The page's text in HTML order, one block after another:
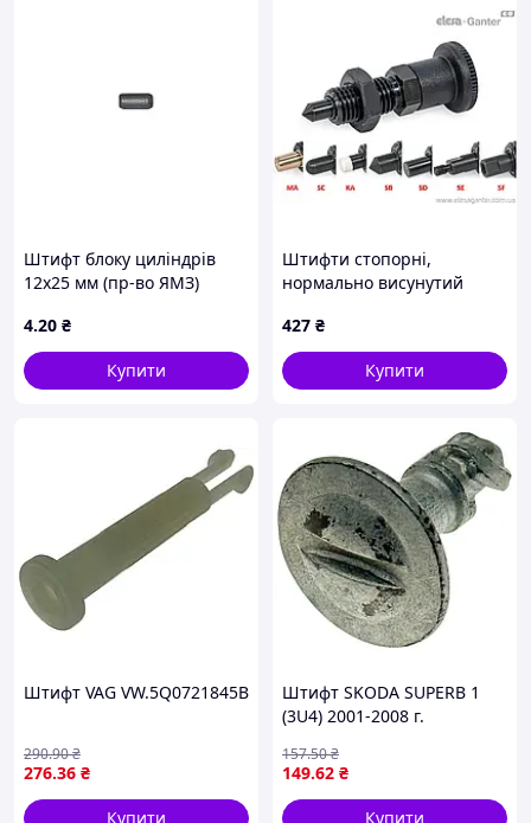
Штифт блоку циліндрів
12х25 мм (пр-во ЯМЗ)
4.20 ₴
Купити
Штифти стопорні,
нормально висунутий
наконечники GN 81700-5-
8-BK-SE-ST
427 ₴
Купити
Штифт VAG VW.5Q0721845B
276.36 ₴
290.90₴
Купити
Штифт SKODA SUPERB 1
(3U4) 2001-2008 г.
149.62 ₴
157.50₴
Купити